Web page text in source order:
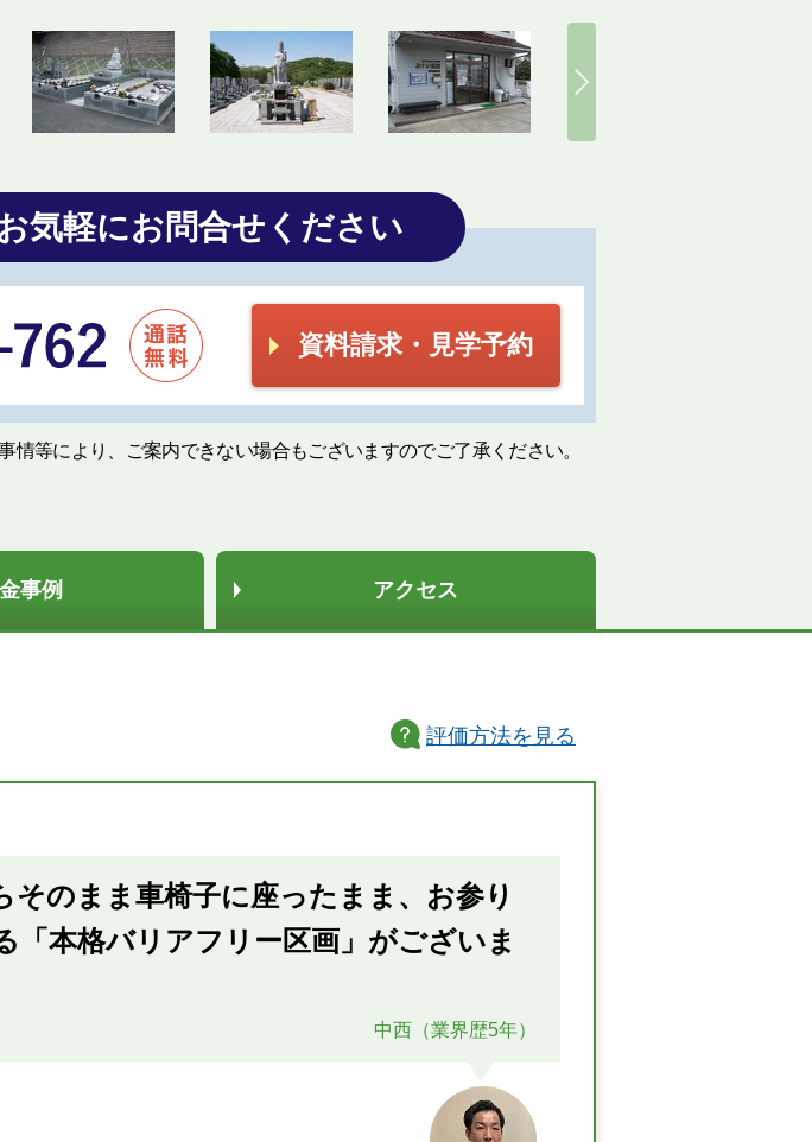
気軽にお問合せください
資料請求・見学予約
等により、ご案内できない場合もございますのでご了承ください。
事例 アクセス
評価方法を見る
そのまま車椅子に座ったまま、お参り
「本格バリアフリー区画」がございま
中西（業界歴5年）